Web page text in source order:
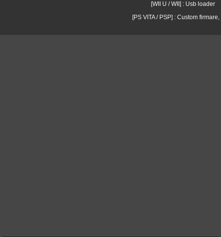
[WII U / WII] : Usb loader
[PS VITA / PSP] : Custom firmare,